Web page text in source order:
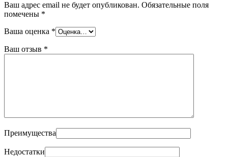
Ваш адрес email не будет опубликован. Обязательные поля
помечены *
Ваша оценка *
Ваш отзыв *
Преимущества
Недостатки